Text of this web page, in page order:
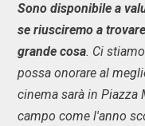
Sono disponibile a
se riusciremo a
grande cosa. Ci
possa onorare al
cinema sarà in Piazza
campo come l'anno